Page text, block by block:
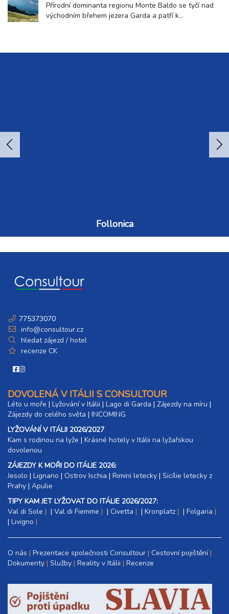
si...
Přírodní dominanta regionu Monte Baldo se tyčí nad
východním břehem jezera Garda a patří k
Follonica
775373070
info@consultour.cz
hledat zájezd / hotel
recenze CK
DOVOLENÁ V ITÁLII S CONSULTOUR
Léto u moře | Lyžování v Itálii | Lago di Garda | Zájezdy na míru |
Zájezdy do celého světa | INCOMING
LYŽOVÁNÍ V ITÁLII 2026/2027
Kam s rodinou na lyže |​ Krásné hotely v Itálii na lyžařskou
dovolenou
ZÁJEZDY K MOŘI DO ITÁLIE 2026:
Jesolo | Lignano | Ostrov Ischia | Rimini letecky | Sicílie letecky z
Prahy | Apulie
TIPY KAM JET LYŽOVAT DO ITÁLIE 2026/2027:
Val di Sole
| Val di Fiemme | Civetta | Kronplatz | Folgaria
| Livigno
O nás Prezentace společnosti Consultour Cestovní pojištění
Dokumenty Služby Reality v Itálii Recenze